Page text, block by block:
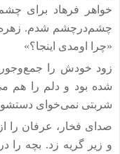
خواهر فرهاد برای
چشم‌درچشم شدم.
«چرا اومدی اینجا؟»
زود خودش را
شده بود و دلم را هم
شربتی نمی‌خوای
صدای فخار، عرفان را
و زیر گریه زد. بچه را